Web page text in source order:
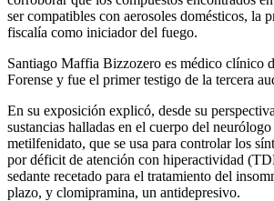
ser compatibles con aerosoles domésticos, la
fiscalía como iniciador del fuego.
Santiago Maffia Bizzozero es médico clínico
Forense y fue el primer testigo de la tercera
En su exposición explicó, desde su
sustancias halladas en el cuerpo del
metilfenidato, que se usa para controlar los
por déficit de atención con hiperactividad
sedante recetado para el tratamiento del
plazo, y clomipramina, un antidepresivo.